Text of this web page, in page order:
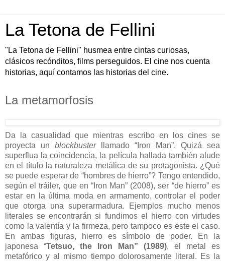
La Tetona de Fellini
"La Tetona de Fellini" husmea entre cintas curiosas,
clásicos recónditos, films perseguidos. El cine nos cuenta
historias, aquí contamos las historias del cine.
La metamorfosis
Da la casualidad que mientras escribo en los cines se
proyecta un blockbusterllamado “Iron Man”. Quizá sea
superflua la coincidencia, la película hallada también alude
en el título la naturaleza metálica de su protagonista. ¿Qué
se puede esperar de “hombres de hierro”? Tengo entendido,
según el tráiler, que en “Iron Man” (2008), ser “de hierro” es
estar en la última moda en armamento, controlar el poder
que otorga una superarmadura. Ejemplos mucho menos
literales se encontrarán si fundimos el hierro con virtudes
como la valentía y la firmeza, pero tampoco es este el caso.
En ambas figuras, hierro es símbolo de poder. En la
japonesa “Tetsuo, the Iron Man” (1989), el metal es
metafórico y al mismo tiempo dolorosamente literal. Es la